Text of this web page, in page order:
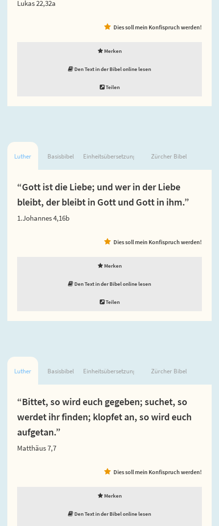
Lukas 22,32a
Dies soll mein Konfispruch werden!
Merken
Den Text in der Bibel online lesen
Teilen
Luther Basisbibel Einheitsübersetzung Zürcher Bibel
“Gott ist die Liebe; und wer in der Liebe
bleibt, der bleibt in Gott und Gott in ihm.”
1.Johannes 4,16b
Dies soll mein Konfispruch werden!
Merken
Den Text in der Bibel online lesen
Teilen
Luther Basisbibel Einheitsübersetzung Zürcher Bibel
“Bittet, so wird euch gegeben; suchet, so
werdet ihr finden; klopfet an, so wird euch
aufgetan.”
Matthäus 7,7
Dies soll mein Konfispruch werden!
Merken
Den Text in der Bibel online lesen